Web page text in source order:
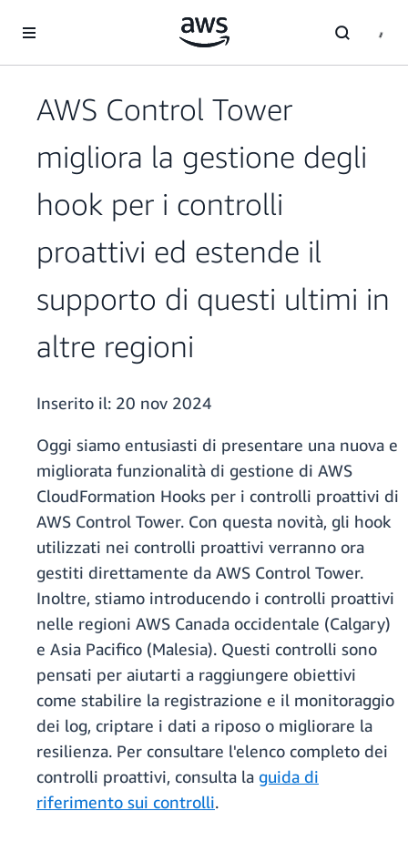
AWS Control Tower
migliora la gestione degli
hook per i controlli
proattivi ed estende il
supporto di questi ultimi in
altre regioni
Inserito il: 20 nov 2024
Oggi siamo entusiasti di presentare una nuova e
migliorata funzionalità di gestione di AWS
CloudFormation Hooks per i controlli proattivi di
AWS Control Tower. Con questa novità, gli hook
utilizzati nei controlli proattivi verranno ora
gestiti direttamente da AWS Control Tower.
Inoltre, stiamo introducendo i controlli proattivi
nelle regioni AWS Canada occidentale (Calgary)
e Asia Pacifico (Malesia). Questi controlli sono
pensati per aiutarti a raggiungere obiettivi
come stabilire la registrazione e il monitoraggio
dei log, criptare i dati a riposo o migliorare la
resilienza. Per consultare l'elenco completo dei
controlli proattivi, consulta la guida di
riferimento sui controlli.